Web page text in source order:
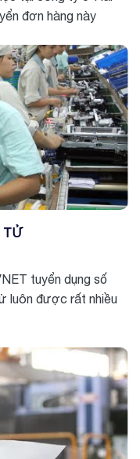
đơn hàng này
TỬ
tuyển dụng số
luôn được rất nhiều